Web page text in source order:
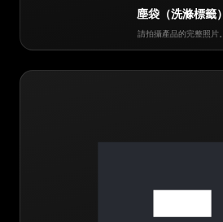
塵袋（洗滌標籤）
請拍攝產品的完整照片。